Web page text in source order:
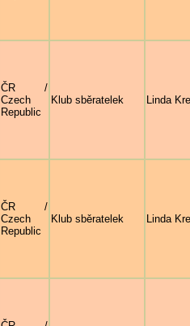
ČR /
Czech
Republic
Klub sběratelek Linda
ČR /
Czech
Republic
Klub sběratelek Linda